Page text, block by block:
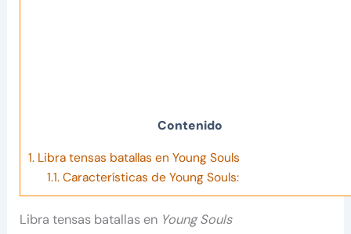
Contenido
1. Libra tensas batallas en Young Souls
1.1.Características de Young Souls:
Libra tensas batallas en Young Souls